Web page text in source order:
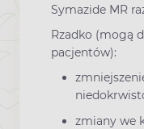
Symazide MR
Rzadko (mogą
pacjentów):
zmiany we